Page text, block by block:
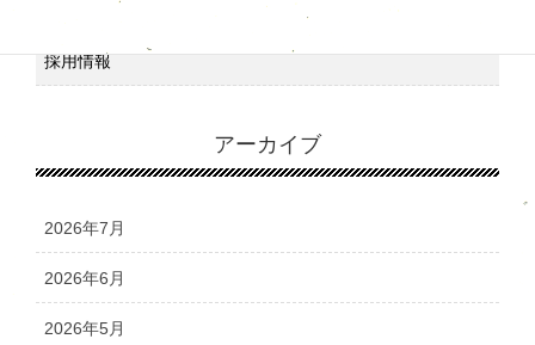
採用情報
アーカイブ
2026年7月
2026年6月
2026年5月